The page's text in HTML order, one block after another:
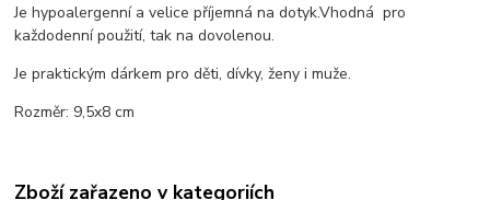
Je hypoalergenní a velice příjemná na dotyk.Vhodná pro
každodenní použití, tak na dovolenou.
Je praktickým dárkem pro děti, dívky, ženy i muže.
Rozměr: 9,5x8 cm
Zboží zařazeno v kategoriích